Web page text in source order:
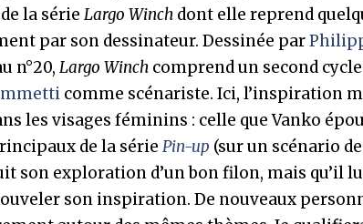
la série Largo Winch dont elle reprend
par son dessinateur. Dessinée par
n°20, Largo Winch comprend un second
comme scénariste. Ici, l’inspiration
les visages féminins : celle que Vanko
de la série Pin-up (sur un scénario de
son exploration d’un bon filon, mais qu’il
son inspiration. De nouveaux